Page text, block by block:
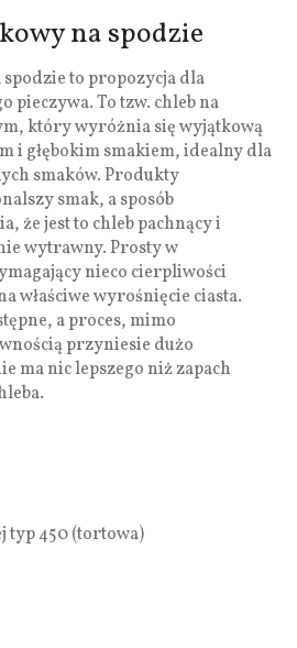
na spodzie
to propozycja dla
pieczywa. To tzw. chleb na
który wyróżnia się wyjątkową
i głębokim smakiem, idealny dla
smaków. Produkty
smak, a sposób
że jest to chleb pachnący i
wytrawny. Prosty w
nieco cierpliwości
właściwe wyrośnięcie ciasta.
a proces, mimo
przyniesie dużo
ma nic lepszego niż zapach
typ 450 (tortowa)